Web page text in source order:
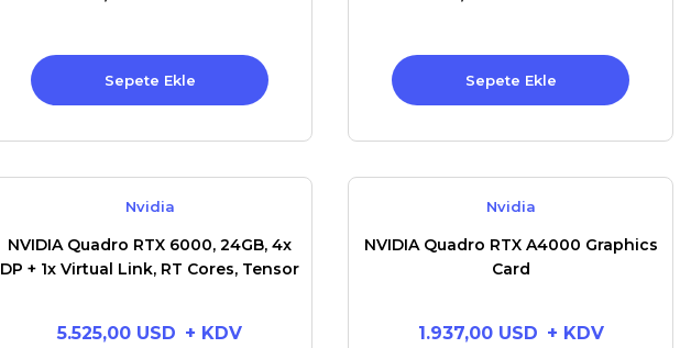
Sepete Ekle Sepete Ekle
Nvidia
NVIDIA Quadro RTX 6000, 24GB, 4x
DP + 1x Virtual Link, RT Cores, Tensor
5.525,00 USD + KDV
Nvidia
NVIDIA Quadro RTX A4000 Graphics
Card
1.937,00 USD + KDV